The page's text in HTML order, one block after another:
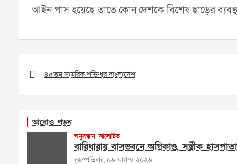
আইন পাস হয়েছে তাতে কোন দেশকে বিশেষ ছাড়ের
navigation
৪৫তম সামরিক শক্তিধর বাংলাদেশ
আরোও পড়ুন
অনুসন্ধান আলোচিত
বারিধারায় বাসভবনে অগ্নিকাণ্ড, সস্ত্রীক
বৃহস্পতিবার, ০৬ আগস্ট ২০২৬